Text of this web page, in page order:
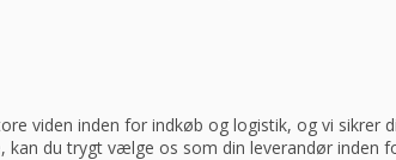
viden inden for indkøb og logistik, og vi sikrer
du trygt vælge os som din leverandør inden